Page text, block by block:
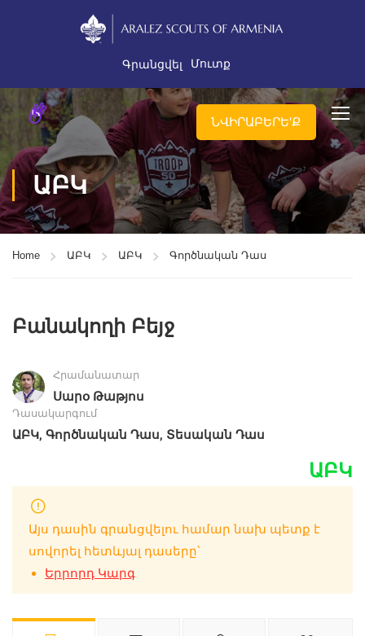
Գրանցվել Մուտք
ՆՎԻՐԱԲԵՐԵ'Ք
ԱԲԿ
Home ԱԲԿ ԱԲԿ Գործնական Դաս
Բանակողի Բեյջ
Հրամանատար
Սարօ Թաթյոս
Դասակարգում
ԱԲԿ, Գործնական Դաս, Տեսական Դաս
ԱԲԿ
Այս դասին գրանցվելու համար նախ պետք է
սովորել հետևյալ դասերը՝
Երրորդ Կարգ